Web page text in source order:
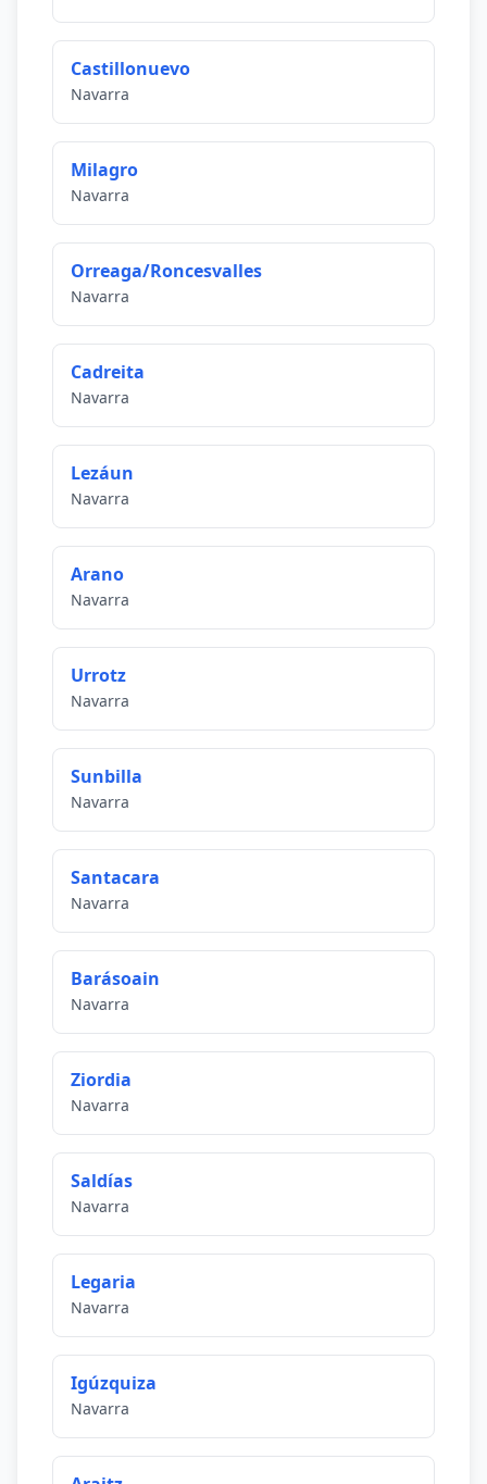
Castillonuevo
Navarra
Milagro
Navarra
Orreaga/Roncesvalles
Navarra
Cadreita
Navarra
Lezáun
Navarra
Arano
Navarra
Urrotz
Navarra
Sunbilla
Navarra
Santacara
Navarra
Barásoain
Navarra
Ziordia
Navarra
Saldías
Navarra
Legaria
Navarra
Igúzquiza
Navarra